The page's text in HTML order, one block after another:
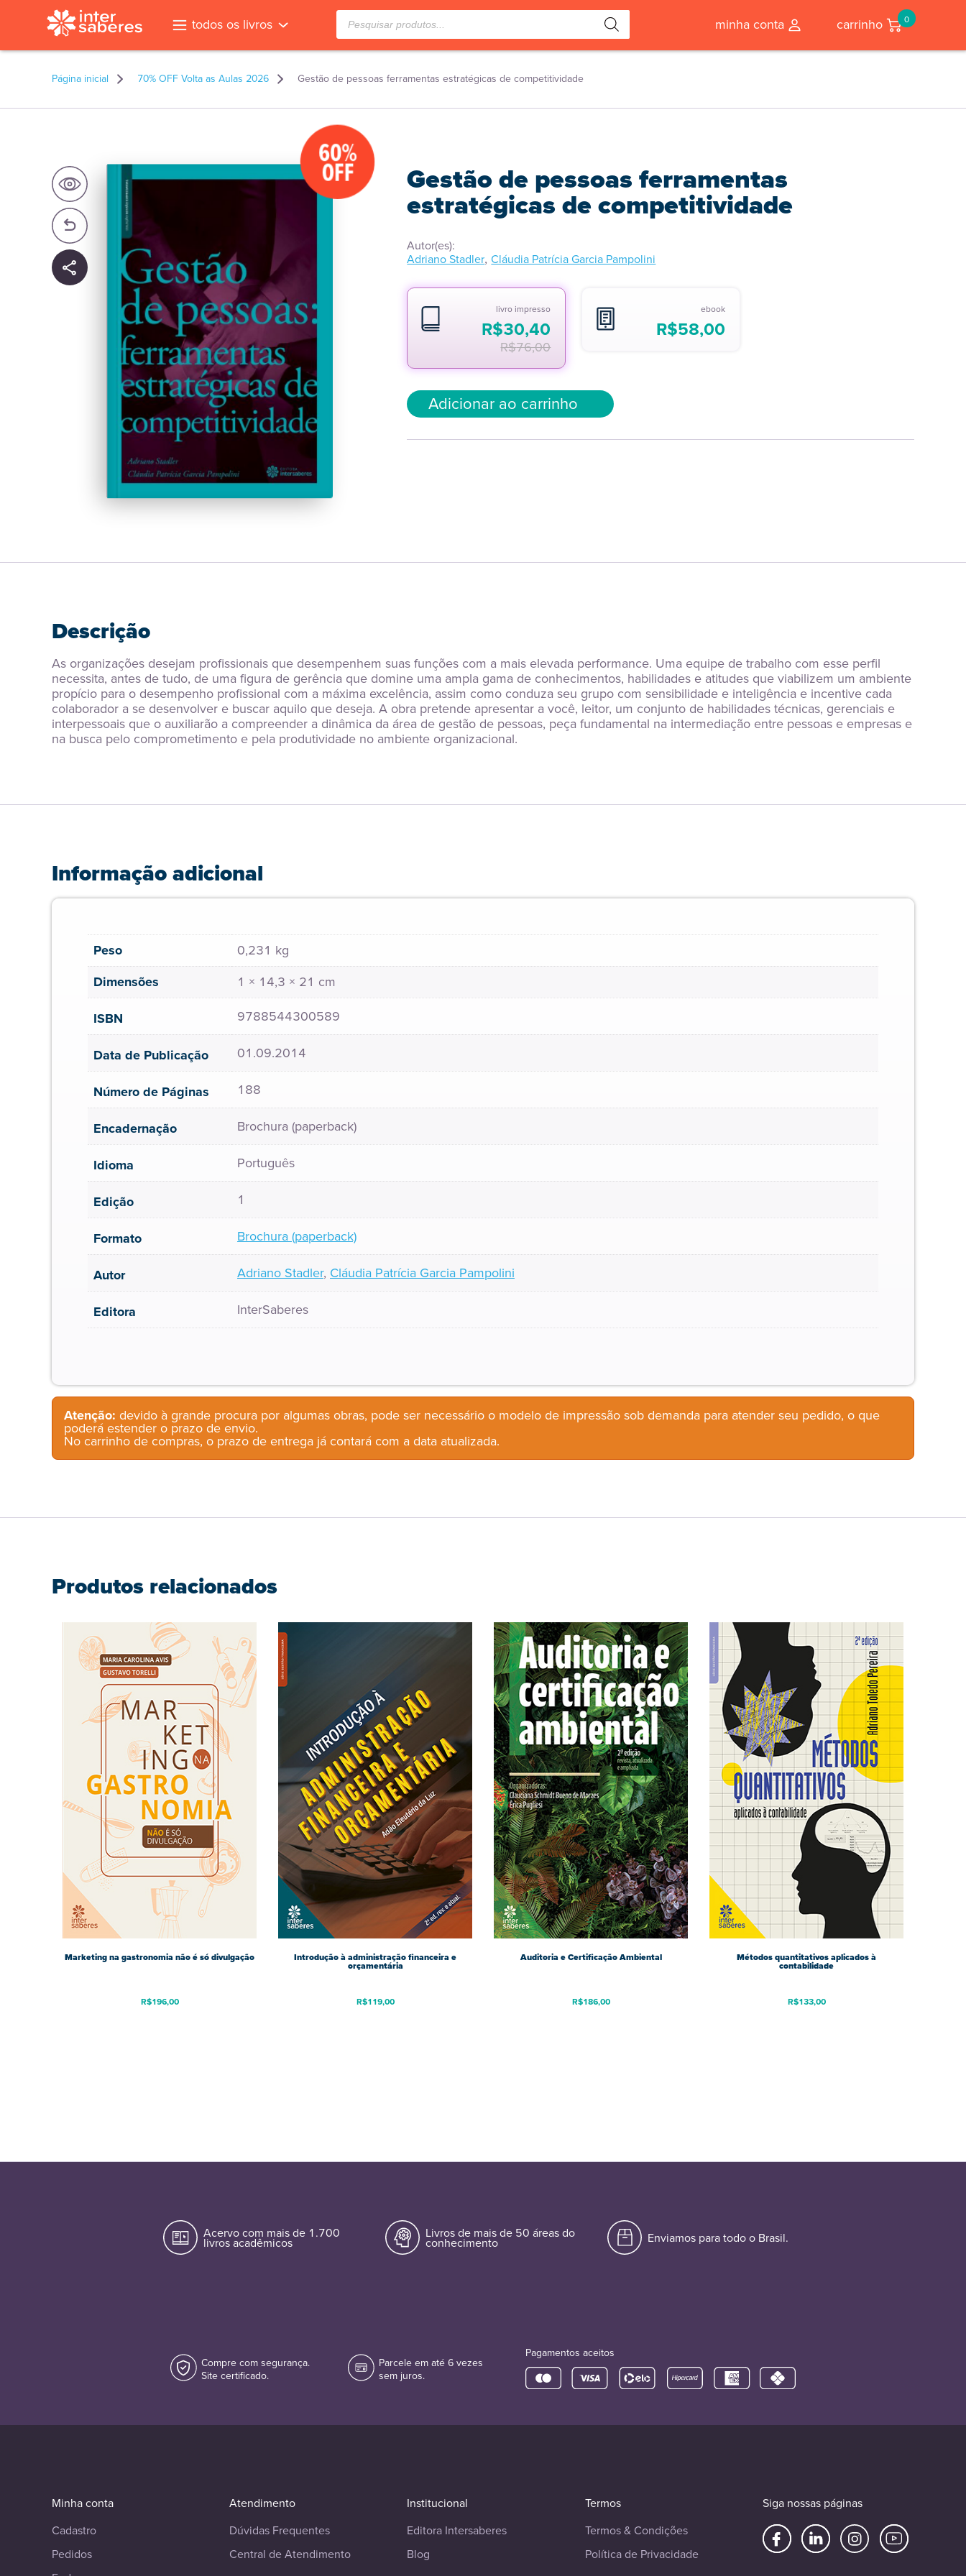
todos os livros Pesquisar
produtos minha conta carrinho 0
Página inicial 70% OFF Volta as Aulas 2026 Gestão de pessoas ferramentas estratégicas de competitividade
60%
OFF Gestão de pessoas ferramentas
estratégicas de competitividade
Autor(es):
Adriano Stadler,Cláudia Patrícia Garcia Pampolini
livro impresso
R$76,00
R$30,40
ebook
R$58,00
Adicionar ao carrinho
Descrição
As organizações desejam profissionais que desempenhem suas funções com a mais elevada performance. Uma equipe de trabalho com esse perfil
necessita, antes de tudo, de uma figura de gerência que domine uma ampla gama de conhecimentos, habilidades e atitudes que viabilizem um ambiente
propício para o desempenho profissional com a máxima excelência, assim como conduza seu grupo com sensibilidade e inteligência e incentive cada
colaborador a se desenvolver e buscar aquilo que deseja. A obra pretende apresentar a você, leitor, um conjunto de habilidades técnicas, gerenciais e
interpessoais que o auxiliarão a compreender a dinâmica da área de gestão de pessoas, peça fundamental na intermediação entre pessoas e empresas e
na busca pelo comprometimento e pela produtividade no ambiente organizacional.
Informação adicional
Peso
0,231 kg
Dimensões
1 × 14,3 × 21 cm
ISBN
9788544300589
Data de Publicação 01.09.2014
Número de Páginas 188
Encadernação Brochura (paperback)
Idioma Português
Edição 1
Formato Brochura (paperback)
Autor Adriano Stadler, Cláudia Patrícia Garcia Pampolini
Editora InterSaberes
Atenção: devido à grande procura por algumas obras, pode ser necessário o modelo de impressão sob demanda para atender seu pedido, o que
poderá estender o prazo de envio.
No carrinho de compras, o prazo de entrega já contará com a data atualizada.
Produtos relacionados
Marketing na gastronomia não é só divulgação
R$196,00
Introdução à administração financeira e
orçamentária
R$119,00
Auditoria e Certificação Ambiental
R$186,00
Métodos quantitativos aplicados à
contabilidade
R$133,00
Acervo com mais de 1.700
livros acadêmicos
Livros de mais de 50 áreas do
conhecimento Enviamos para todo o Brasil.
Compre com segurança.
Site certificado.
Parcele em até 6 vezes
sem juros.
Pagamentos aceitos
Minha conta
Cadastro
Pedidos
Atendimento
Dúvidas Frequentes
Central de Atendimento
Institucional
Editora Intersaberes
Blog
Termos
Termos & Condições
Política de Privacidade
Siga nossas páginas